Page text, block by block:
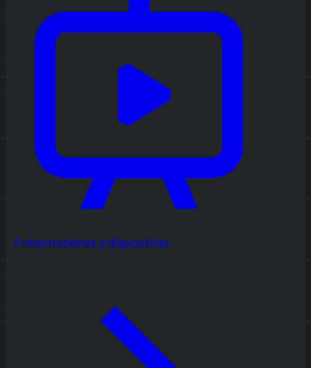
Presentaciones y diapositivas